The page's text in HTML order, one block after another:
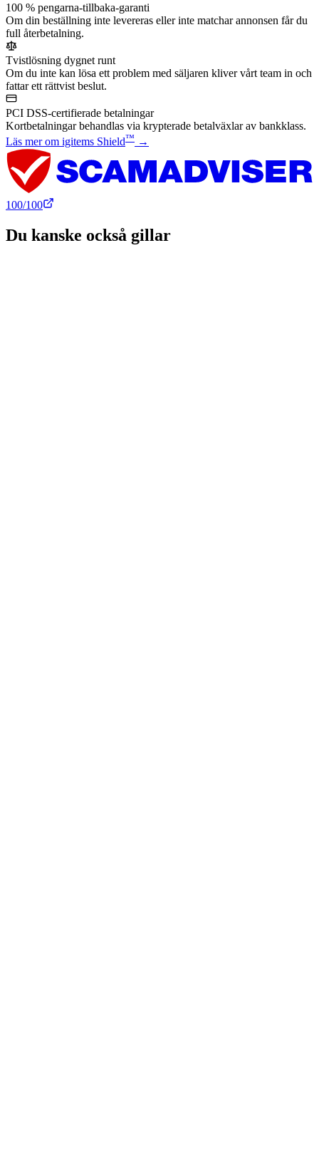
100 % pengarna-tillbaka-garanti
Om din beställning inte levereras eller inte matchar annonsen får du
full återbetalning.
Tvistlösning dygnet runt
Om du inte kan lösa ett problem med säljaren kliver vårt team in och
fattar ett rättvist beslut.
PCI DSS-certifierade betalningar
Kortbetalningar behandlas via krypterade betalväxlar av bankklass.
Läs mer om igitems Shield™ →
100/100
Du kanske också gillar